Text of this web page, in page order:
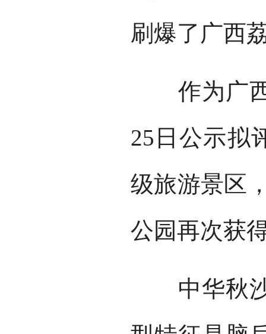
刷爆了广西
作为广西
25日公示拟
级旅游景区
公园再次获
中华秋沙